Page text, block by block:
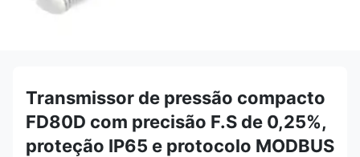
Transmissor de pressão compacto
FD80D com precisão F.S de 0,25%,
proteção IP65 e protocolo MODBUS